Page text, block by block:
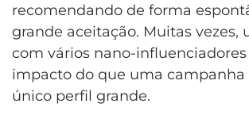
recomendando de forma
grande aceitação. Muitas vezes,
com vários nano-
impacto do que uma
único perfil grande.